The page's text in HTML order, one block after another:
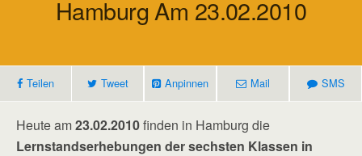
Hamburg Am 23.02.2010
Teilen Tweet Anpinnen Mail SMS
Heute am23.02.2010finden in Hamburg die
Lernstandserhebungen der sechsten Klassen in